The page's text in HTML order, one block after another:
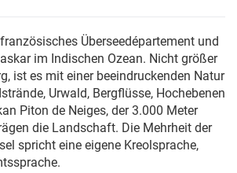
Überseedépartement und
im Indischen Ozean. Nicht größer
ist es mit einer beeindruckenden Natur
Urwald, Bergflüsse, Hochebenen
Piton de Neiges, der 3.000 Meter
die Landschaft. Die Mehrheit der
spricht eine eigene Kreolsprache,